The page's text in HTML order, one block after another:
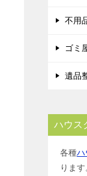
不用
ゴミ
遺品
ハウス
各種ハ
ります